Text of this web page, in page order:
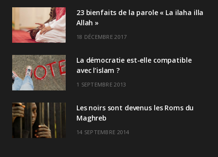
23 bienfaits de la parole « La ilaha illa
Allah »
18 DÉCEMBRE 2017
La démocratie est-elle compatible
avec l’islam ?
1 SEPTEMBRE 2013
Les noirs sont devenus les Roms du
Maghreb
14 SEPTEMBRE 2014